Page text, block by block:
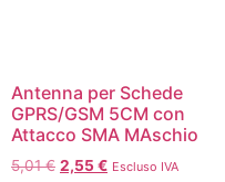
Antenna per Schede
GPRS/GSM 5CM con
Attacco SMA MAschio
5,01€ 2,55€ Escluso IVA